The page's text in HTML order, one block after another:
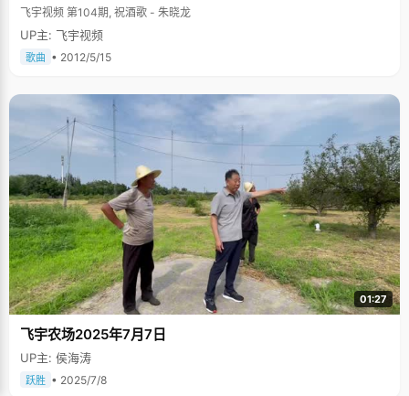
飞宇视频 第104期, 祝酒歌 - 朱晓龙
UP主: 飞宇视频
歌曲 • 2012/5/15
01:27
飞宇农场2025年7月7日
UP主: 侯海涛
跃胜 • 2025/7/8